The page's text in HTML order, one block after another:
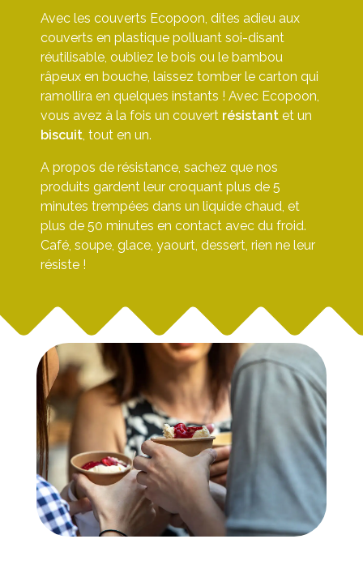
Avec les couverts Ecopoon, dites adieu aux
couverts en plastique polluant soi-disant
réutilisable, oubliez le bois ou le bambou
râpeux en bouche, laissez tomber le carton qui
ramollira en quelques instants ! Avec Ecopoon,
vous avez à la fois un couvert résistant et un
biscuit , tout en un.
A propos de résistance, sachez que nos
produits gardent leur croquant plus de 5
minutes trempées dans un liquide chaud, et
plus de 50 minutes en contact avec du froid.
Café, soupe, glace, yaourt, dessert, rien ne leur
résiste !